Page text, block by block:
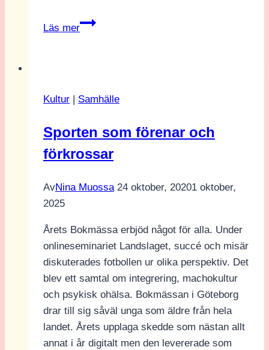
Läs mer
Tempen
Kultur Samhälle
Sporten som förenar och
förkrossar
AvNina Muossa 24 oktober, 20201 oktober,
2025
Årets Bokmässa erbjöd något för alla. Under
onlineseminariet Landslaget, succé och misär
diskuterades fotbollen ur olika perspektiv. Det
blev ett samtal om integrering, machokultur
och psykisk ohälsa. Bokmässan i Göteborg
drar till sig såväl unga som äldre från hela
landet. Årets upplaga skedde som nästan allt
annat i år digitalt men den levererade som